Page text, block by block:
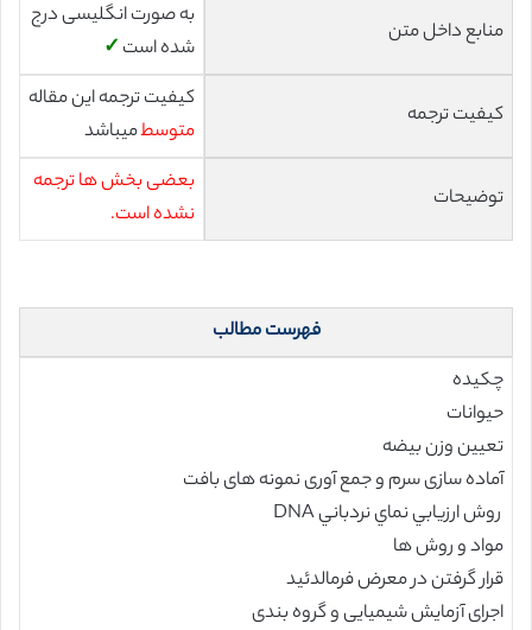
منابع داخل متن
به صورت انگلیسی درج
شده است ✓
کیفیت ترجمه
کیفیت ترجمه این مقاله
متوسطمیباشد
توضیحات
بعضی بخش ها ترجمه
نشده است.
فهرست مطالب
چکیده
حیوانات
تعیین وزن بیضه
آماده سازی سرم و جمع آوری نمونه های بافت
روش ارزيابي نماي نردباني DNA
مواد و روش ها
قرار گرفتن در معرض فرمالدئید
اجرای آزمایش شیمیایی و گروه بندی